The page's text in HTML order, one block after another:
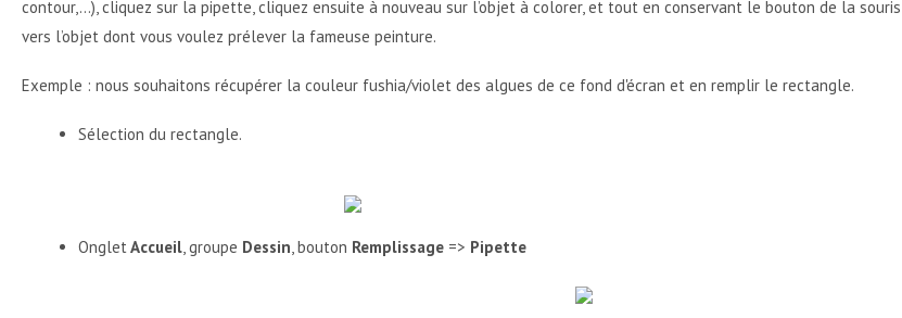
contour,...), cliquez sur la pipette, cliquez ensuite à nouveau sur l’objet à colorer, et tout en conservant le bouton de la
vers l’objet dont vous voulez prélever la fameuse peinture.
Exemple : nous souhaitons récupérer la couleur fushia/violet des algues de ce fond d'écran et en remplir le rectangle.
Sélection du rectangle.
Onglet Accueil , groupe Dessin , bouton Remplissage => Pipette